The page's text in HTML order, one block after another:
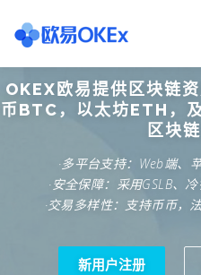
content
欧意交易所 关于欧意OKX
欧意注册网址 欧意交易下
OKEX欧易提供区块链
币BTC，以太坊ETH，
区块
·多平台支持：Web端、
·安全保障：采用GSLB、
·交易多样性：支持币币，
新用户注册